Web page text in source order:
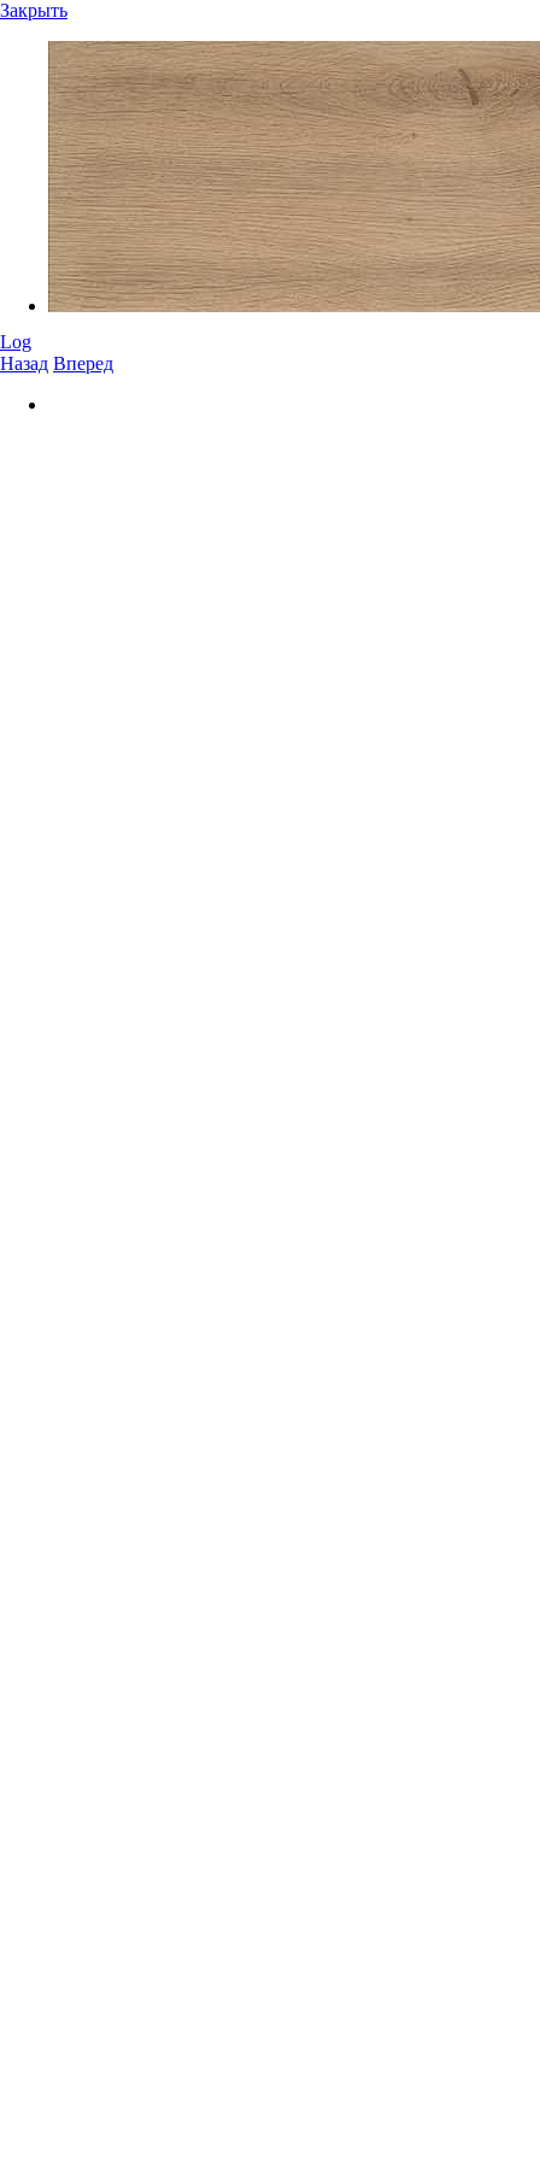
Закрыть
Log
Назад Вперед